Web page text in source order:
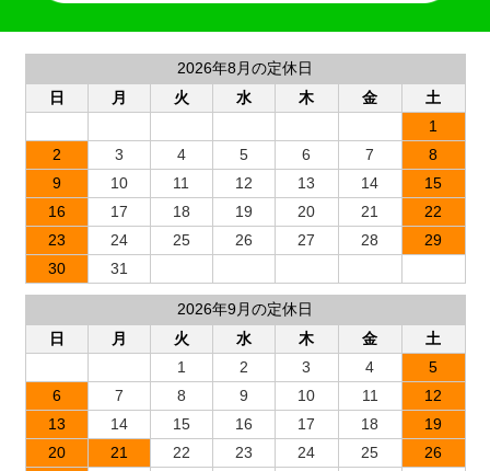
2026年8月の定休日
日
月 火 水 木 金
土
1
2
3 4 5 6 7
8
9
10 11 12 13 14
15
16
17 18 19 20 21
22
23
24 25 26 27 28
29
30
31
2026年9月の定休日
日
月 火 水 木 金
土
1
2 3 4
5
6
7 8 9 10 11
12
13
14 15 16 17 18
19
20
21 22 23 24 25
26